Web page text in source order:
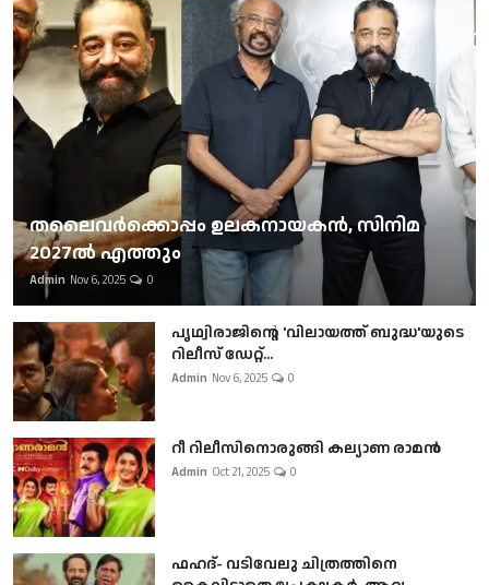
തലൈവര്‍ക്കൊപ്പം ഉലകനായകന്‍, സിനിമ
2027ല്‍ എത്തും
Admin Nov 6, 2025 0
പൃഥ്വിരാജിന്റെ 'വിലായത്ത് ബുദ്ധ'യുടെ
റിലീസ് ഡേറ്റ്...
Admin Nov 6, 2025 0
റീ റിലീസിനൊരുങ്ങി കല്യാണ രാമൻ
Admin Oct 21, 2025 0
ഫഹദ്- വടിവേലു ചിത്രത്തിനെ